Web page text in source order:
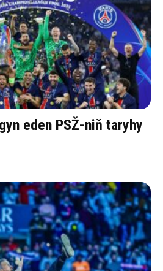
eden PSŽ-niň taryhy